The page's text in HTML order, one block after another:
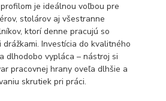
je ideálnou voľbou pre
stolárov aj všestranne
ktorí denne pracujú so
Investícia do kvalitného
dlhodobo vypláca – nástroj si
pracovnej hrany oveľa dlhšie a
skrutiek pri práci.